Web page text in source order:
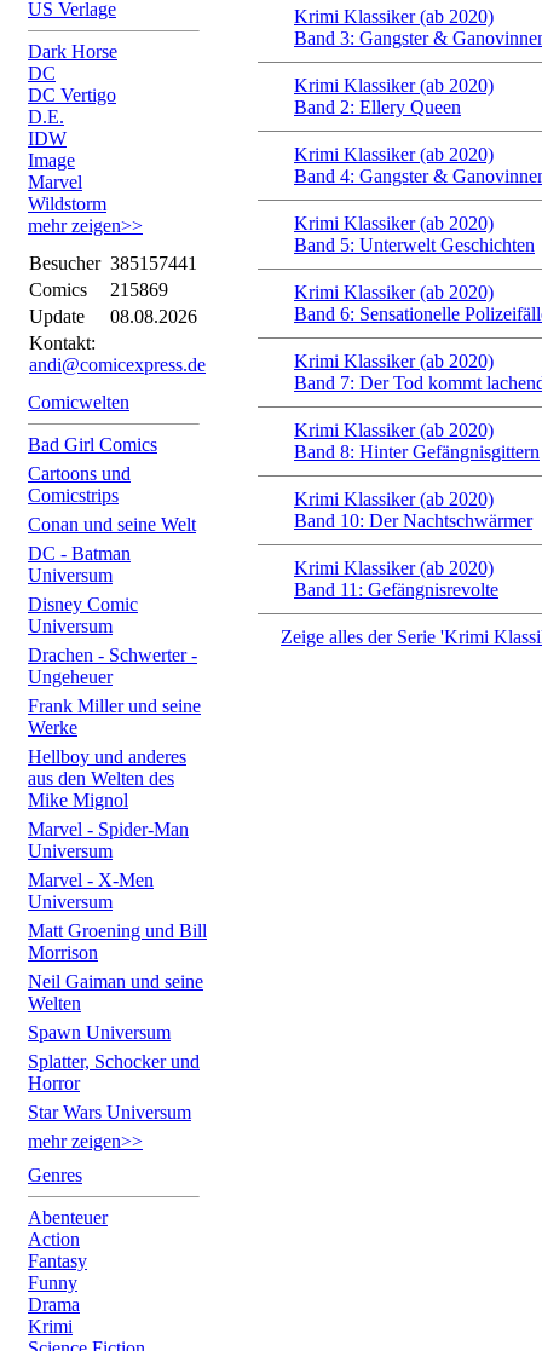
US Verlage
Dark Horse
DC
DC Vertigo
D.E.
IDW
Image
Marvel
Wildstorm
mehr zeigen>>
Besucher 385157441
Comics
215869
Update
08.08.2026
Kontakt:
andi@comicexpress.de
Comicwelten
Bad Girl Comics
Cartoons und
Comicstrips
Conan und seine Welt
DC - Batman
Universum
Disney Comic
Universum
Drachen - Schwerter -
Ungeheuer
Frank Miller und seine
Werke
Hellboy und anderes
aus den Welten des
Mike Mignol
Marvel - Spider-Man
Universum
Marvel - X-Men
Universum
Matt Groening und Bill
Morrison
Neil Gaiman und seine
Welten
Spawn Universum
Splatter, Schocker und
Horror
Star Wars Universum
mehr zeigen>>
Genres
Abenteuer
Action
Fantasy
Funny
Drama
Krimi
Krimi Klassiker (ab 2020)
Band 3: Gangster &
Krimi Klassiker (ab 2020)
Band 2: Ellery Queen
Krimi Klassiker (ab 2020)
Band 4: Gangster &
Krimi Klassiker (ab 2020)
Band 5: Unterwelt Geschichten
Krimi Klassiker (ab 2020)
Band 6: Sensationelle
Krimi Klassiker (ab 2020)
Band 7: Der Tod kommt
Krimi Klassiker (ab 2020)
Band 8: Hinter Gefängnisgittern
Krimi Klassiker (ab 2020)
Band 10: Der Nachtschwärmer
Krimi Klassiker (ab 2020)
Band 11: Gefängnisrevolte
Zeige alles der Serie 'Krimi